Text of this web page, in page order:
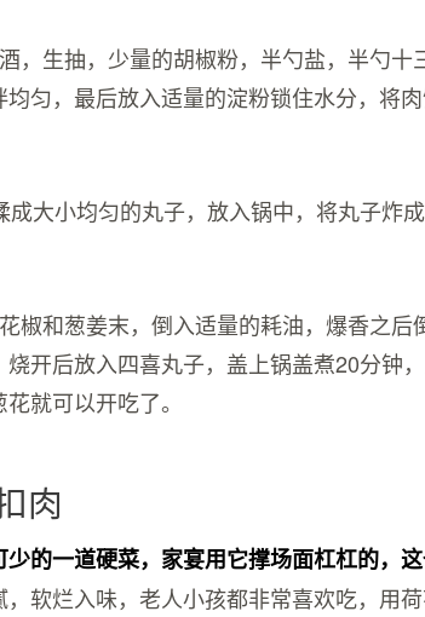
，生抽，少量的胡椒粉，半勺盐，半勺十
匀，最后放入适量的淀粉锁住水分，将
大小均匀的丸子，放入锅中，将丸子炸
椒和葱姜末，倒入适量的耗油，爆香之后
开后放入四喜丸子，盖上锅盖煮20分钟
就可以开吃了。
肉
的一道硬菜，家宴用它撑场面杠杠的，
，软烂入味，老人小孩都非常喜欢吃，用荷